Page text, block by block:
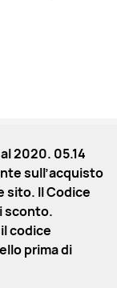
2020. 05.14
sull’acquisto
sito. Il Codice
sconto.
codice
prima di